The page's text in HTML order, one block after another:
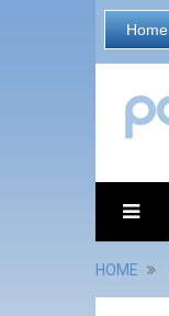
Home
HOME